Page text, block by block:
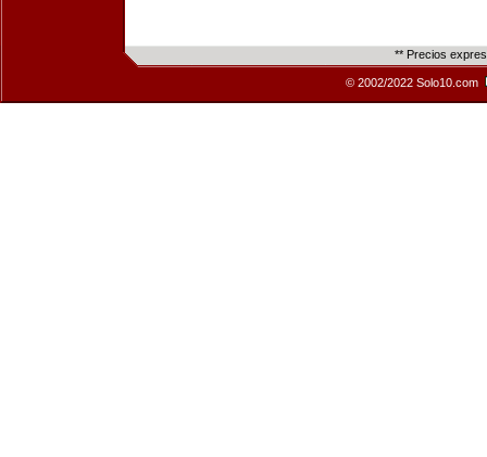
** Precios
© 2002/2022 Solo10.com